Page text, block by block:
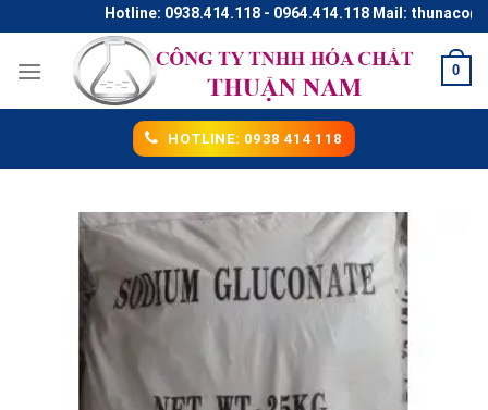
to
content
Hotline: 0938.414.118 - 0964.414.118 Mail:
0
HOTLINE: 0938 414 118